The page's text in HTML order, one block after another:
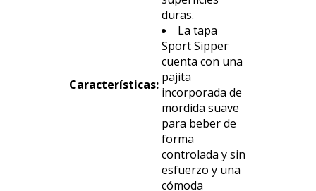
Características:
duras.
La tapa
Sport Sipper
cuenta con una
pajita
incorporada de
mordida suave
para beber de
forma
controlada y sin
esfuerzo y una
cómoda